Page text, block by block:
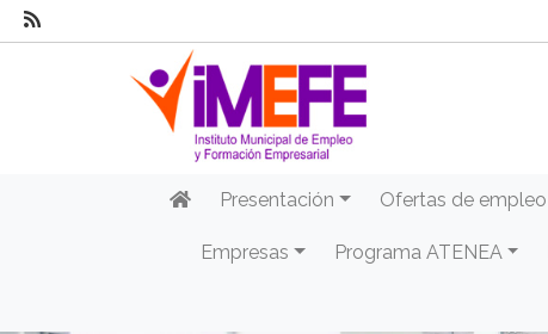
Presentación Ofertas de empleo
Empresas Programa ATENEA